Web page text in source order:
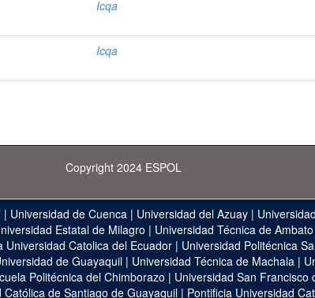
Icqa
Icqa
Copyright 2024 ESPOL
| Universidad de Cuenca | Universidad del Azuay |
Estatal de Milagro | Universidad Técnica de Ambato
Universidad Catolica del Ecuador| Universidad Politécnica
de Guayaquil | Universidad Técnica de Machala |
Politécnica del Chimborazo | Universidad San Francisco
Católica de Santiago de Guayaquil | Pontificia Universidad